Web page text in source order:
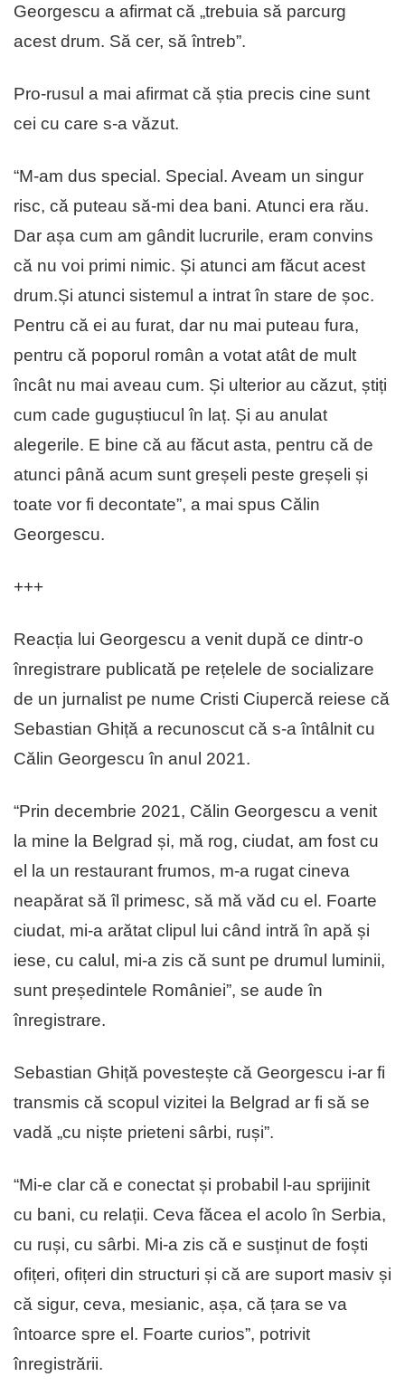
Georgescu a afirmat că „trebuia să parcurg
acest drum. Să cer, să întreb”.
Pro-rusul a mai afirmat că știa precis cine sunt
cei cu care s-a văzut.
“M‑am dus special. Special. Aveam un singur
risc, că puteau să‑mi dea bani. Atunci era rău.
Dar așa cum am gândit lucrurile, eram convins
că nu voi primi nimic. Și atunci am făcut acest
drum.Și atunci sistemul a intrat în stare de șoc.
Pentru că ei au furat, dar nu mai puteau fura,
pentru că poporul român a votat atât de mult
încât nu mai aveau cum. Și ulterior au căzut, știți
cum cade guguștiucul în laț. Și au anulat
alegerile. E bine că au făcut asta, pentru că de
atunci până acum sunt greșeli peste greșeli și
toate vor fi decontate”, a mai spus Călin
Georgescu.
+++
Reacția lui Georgescu a venit după ce dintr-o
înregistrare publicată pe rețelele de socializare
de un jurnalist pe nume Cristi Ciupercă reiese că
Sebastian Ghiță a recunoscut că s-a întâlnit cu
Călin Georgescu în anul 2021.
“Prin decembrie 2021, Călin Georgescu a venit
la mine la Belgrad și, mă rog, ciudat, am fost cu
el la un restaurant frumos, m-a rugat cineva
neapărat să îl primesc, să mă văd cu el. Foarte
ciudat, mi-a arătat clipul lui când intră în apă și
iese, cu calul, mi-a zis că sunt pe drumul luminii,
sunt președintele României”, se aude în
înregistrare.
Sebastian Ghiță povestește că Georgescu i-ar fi
transmis că scopul vizitei la Belgrad ar fi să se
vadă „cu niște prieteni sârbi, ruși”.
“Mi-e clar că e conectat și probabil l-au sprijinit
cu bani, cu relații. Ceva făcea el acolo în Serbia,
cu ruși, cu sârbi. Mi-a zis că e susținut de foști
ofițeri, ofițeri din structuri și că are suport masiv și
că sigur, ceva, mesianic, așa, că țara se va
întoarce spre el. Foarte curios”, potrivit
înregistrării.